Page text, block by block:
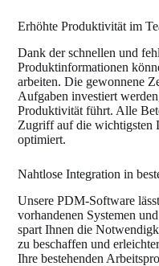
Erhöhte Produktivität im
Dank der schnellen und
Produktinformationen
arbeiten. Die gewonnene
Aufgaben investiert
Produktivität führt. Alle
Zugriff auf die wichtigsten
optimiert.
Nahtlose Integration in
Unsere PDM-Software
vorhandenen Systemen
spart Ihnen die
zu beschaffen und
Ihre bestehenden